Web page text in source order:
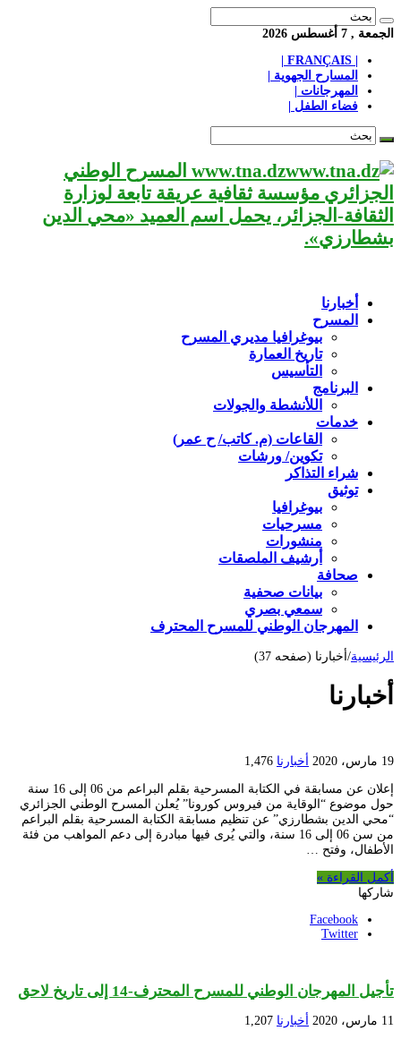
الجمعة , 7 أغسطس 2026
المسارح الجهوية |
المهرجانات |
فضاء الطفل |
www.tna.dz المسرح الوطني
الجزائري مؤسسة ثقافية عريقة تابعة لوزارة
الثقافة-الجزائر، يحمل اسم العميد «محي الدين
بشطارزي».
أخبارنا
المسرح
بيوغرافيا مديري المسرح
تاريخ العمارة
التأسيس
البرنامج
اللأنشطة والجولات
خدمات
القاعات (م. كاتب/ ح عمر)
تكوين/ ورشات
شراء التذاكر
توثيق
بيوغرافيا
مسرحيات
منشورات
أرشيف الملصقات
صحافة
بيانات صحفية
سمعي بصري
المهرجان الوطني للمسرح المحترف
الرئيسية/ أخبارنا (صفحه 37)
أخبارنا
19 مارس، 2020 أخبارنا 1,476
إعلان عن مسابقة في الكتابة المسرحية بقلم البراعم من 06 إلى 16 سنة
حول موضوع “الوقاية من فيروس كورونا” يُعلن المسرح الوطني الجزائري
“محي الدين بشطارزي” عن تنظيم مسابقة الكتابة المسرحية بقلم البراعم
من سن 06 إلى 16 سنة، والتي يُرى فيها مبادرة إلى دعم المواهب من فئة
الأطفال، وفتح …
أكمل القراءة »
شاركها
Facebook
Twitter
تأجيل المهرجان الوطني للمسرح المحترف-14 إلى تاريخ لاحق
11 مارس، 2020 أخبارنا 1,207